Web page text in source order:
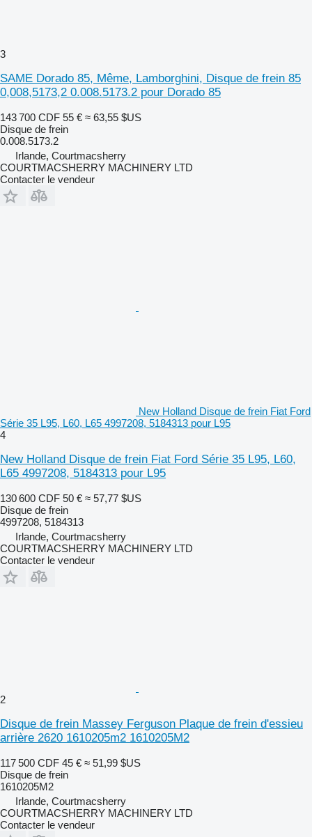
3
SAME Dorado 85, Même, Lamborghini, Disque de frein 85
0,008,5173,2 0.008.5173.2 pour Dorado 85
143 700 CDF 55 € ≈ 63,55 $US
Disque de frein
0.008.5173.2
Irlande, Courtmacsherry
COURTMACSHERRY MACHINERY LTD
Contacter le vendeur
New Holland Disque de frein Fiat Ford
Série 35 L95, L60, L65 4997208, 5184313 pour L95
4
New Holland Disque de frein Fiat Ford Série 35 L95, L60,
L65 4997208, 5184313 pour L95
130 600 CDF 50 € ≈ 57,77 $US
Disque de frein
4997208, 5184313
Irlande, Courtmacsherry
COURTMACSHERRY MACHINERY LTD
Contacter le vendeur
2
Disque de frein Massey Ferguson Plaque de frein d'essieu
arrière 2620 1610205m2 1610205M2
117 500 CDF 45 € ≈ 51,99 $US
Disque de frein
1610205M2
Irlande, Courtmacsherry
COURTMACSHERRY MACHINERY LTD
Contacter le vendeur